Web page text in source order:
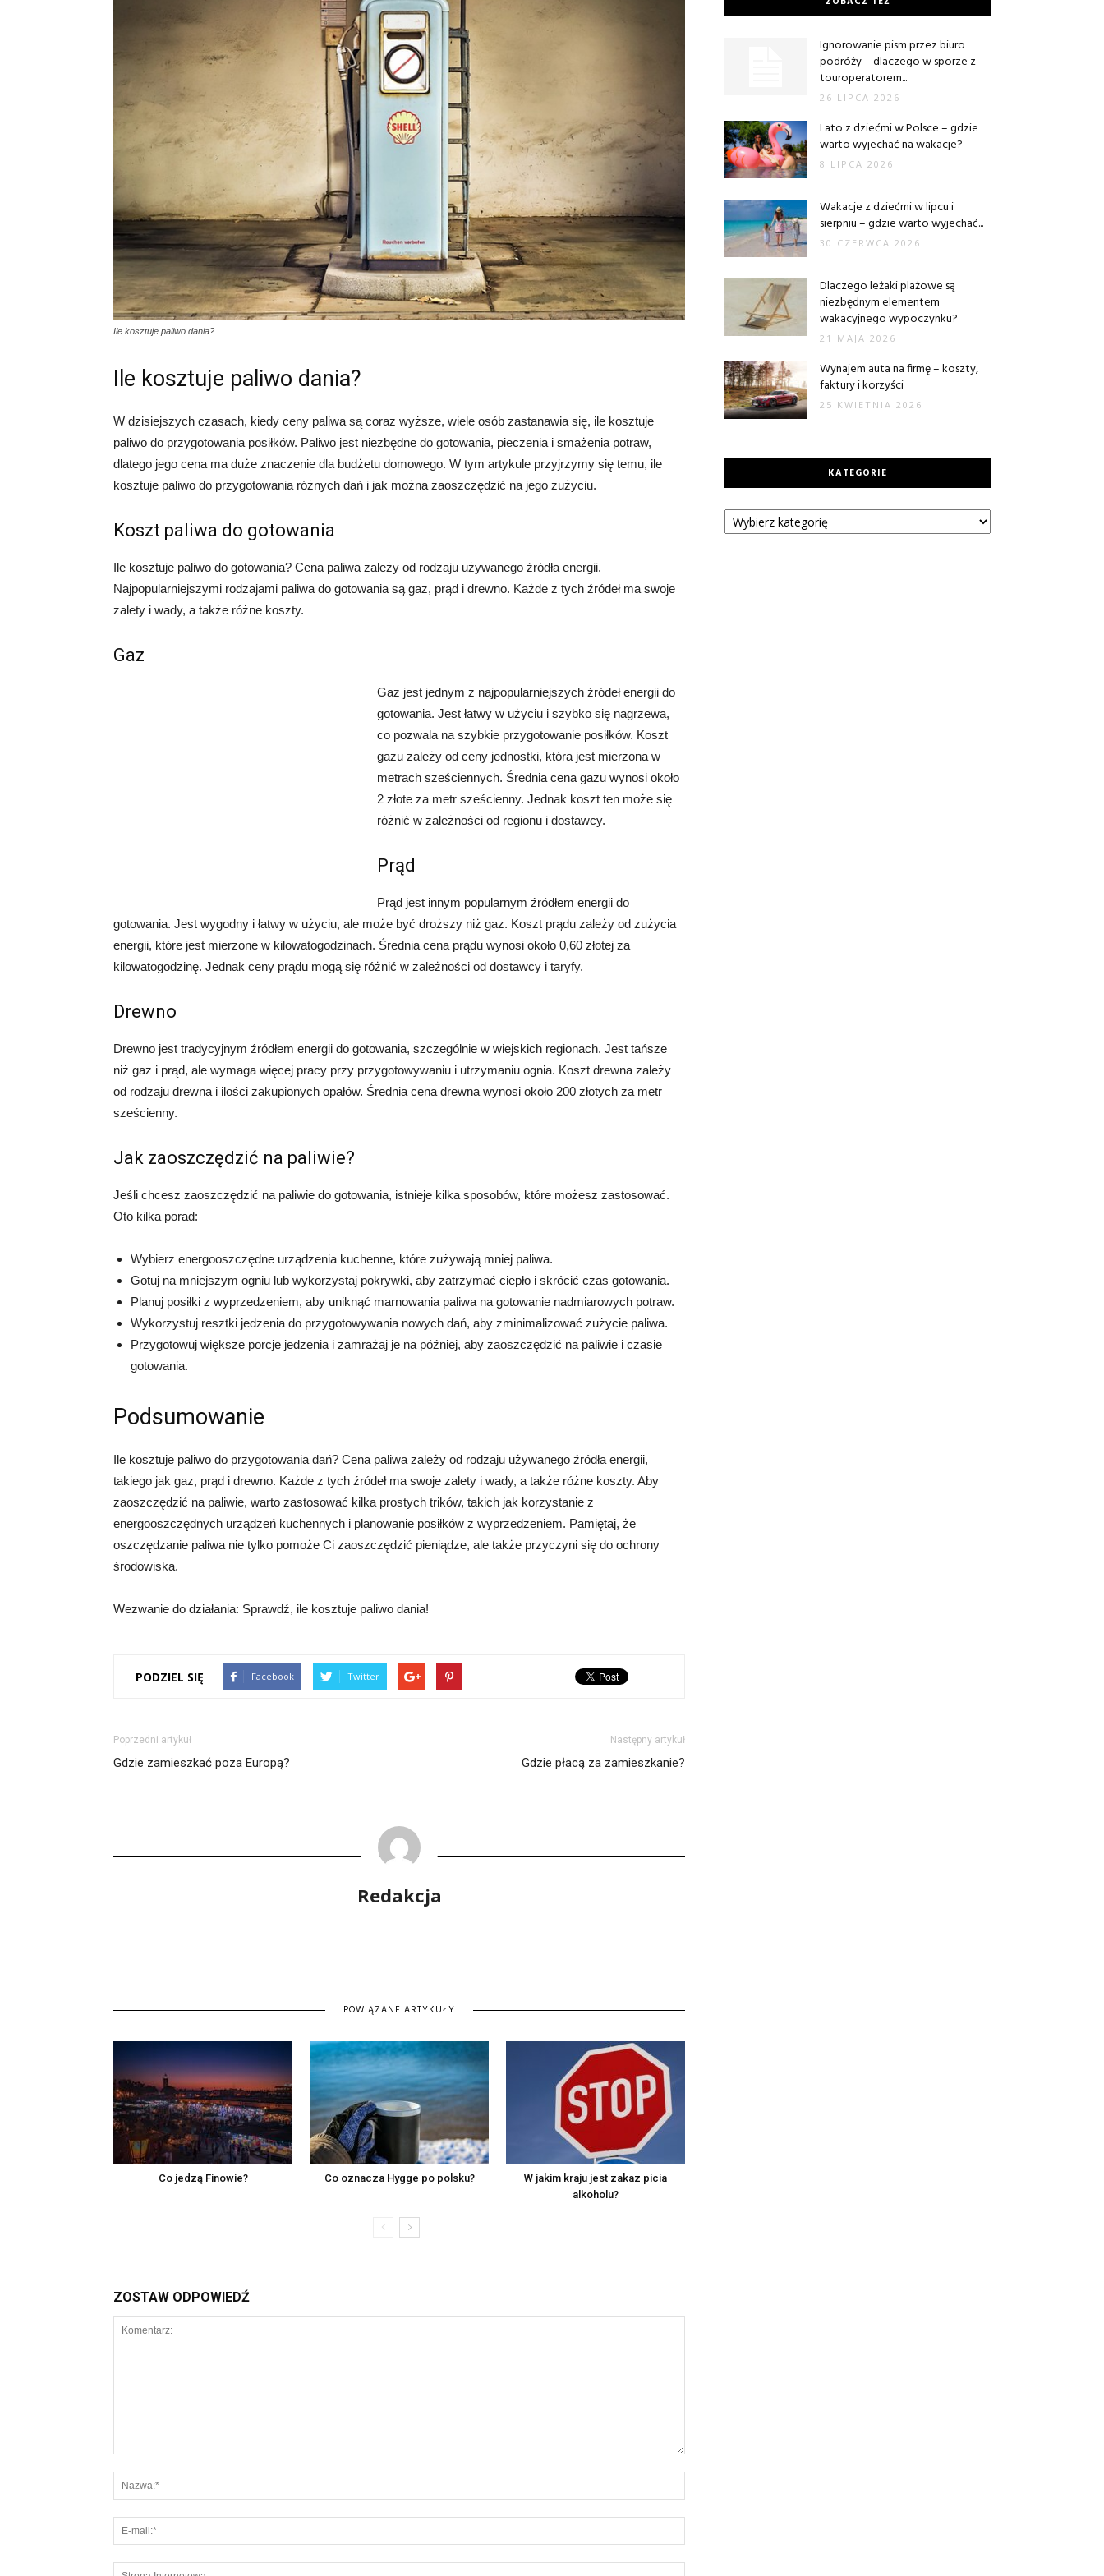
Ile kosztuje paliwo dania?
Ile kosztuje paliwo dania?
W dzisiejszych czasach, kiedy ceny paliwa są coraz wyższe, wiele osób zastanawia się, ile kosztuje
paliwo do przygotowania posiłków. Paliwo jest niezbędne do gotowania, pieczenia i smażenia potraw,
dlatego jego cena ma duże znaczenie dla budżetu domowego. W tym artykule przyjrzymy się temu, ile
kosztuje paliwo do przygotowania różnych dań i jak można zaoszczędzić na jego zużyciu.
Koszt paliwa do gotowania
Ile kosztuje paliwo do gotowania? Cena paliwa zależy od rodzaju używanego źródła energii.
Najpopularniejszymi rodzajami paliwa do gotowania są gaz, prąd i drewno. Każde z tych źródeł ma swoje
zalety i wady, a także różne koszty.
Gaz
Gaz jest jednym z najpopularniejszych źródeł energii do
gotowania. Jest łatwy w użyciu i szybko się nagrzewa,
co pozwala na szybkie przygotowanie posiłków. Koszt
gazu zależy od ceny jednostki, która jest mierzona w
metrach sześciennych. Średnia cena gazu wynosi około
2 złote za metr sześcienny. Jednak koszt ten może się
różnić w zależności od regionu i dostawcy.
Prąd
Prąd jest innym popularnym źródłem energii do
gotowania. Jest wygodny i łatwy w użyciu, ale może być droższy niż gaz. Koszt prądu zależy od zużycia
energii, które jest mierzone w kilowatogodzinach. Średnia cena prądu wynosi około 0,60 złotej za
kilowatogodzinę. Jednak ceny prądu mogą się różnić w zależności od dostawcy i taryfy.
Drewno
Drewno jest tradycyjnym źródłem energii do gotowania, szczególnie w wiejskich regionach. Jest tańsze
niż gaz i prąd, ale wymaga więcej pracy przy przygotowywaniu i utrzymaniu ognia. Koszt drewna zależy
od rodzaju drewna i ilości zakupionych opałów. Średnia cena drewna wynosi około 200 złotych za metr
sześcienny.
Jak zaoszczędzić na paliwie?
Jeśli chcesz zaoszczędzić na paliwie do gotowania, istnieje kilka sposobów, które możesz zastosować.
Oto kilka porad:
Wybierz energooszczędne urządzenia kuchenne, które zużywają mniej paliwa.
Gotuj na mniejszym ogniu lub wykorzystaj pokrywki, aby zatrzymać ciepło i skrócić czas gotowania.
Planuj posiłki z wyprzedzeniem, aby uniknąć marnowania paliwa na gotowanie nadmiarowych potraw.
Wykorzystuj resztki jedzenia do przygotowywania nowych dań, aby zminimalizować zużycie paliwa.
Przygotowuj większe porcje jedzenia i zamrażaj je na później, aby zaoszczędzić na paliwie i czasie
gotowania.
Podsumowanie
Ile kosztuje paliwo do przygotowania dań? Cena paliwa zależy od rodzaju używanego źródła energii,
takiego jak gaz, prąd i drewno. Każde z tych źródeł ma swoje zalety i wady, a także różne koszty. Aby
zaoszczędzić na paliwie, warto zastosować kilka prostych trików, takich jak korzystanie z
energooszczędnych urządzeń kuchennych i planowanie posiłków z wyprzedzeniem. Pamiętaj, że
oszczędzanie paliwa nie tylko pomoże Ci zaoszczędzić pieniądze, ale także przyczyni się do ochrony
środowiska.
Wezwanie do działania: Sprawdź, ile kosztuje paliwo dania!
PODZIEL SIĘ Facebook Twitter
Poprzedni artykuł
Gdzie zamieszkać poza Europą?
Następny artykuł
Gdzie płacą za zamieszkanie?
Redakcja
POWIĄZANE ARTYKUŁY
Co jedzą Finowie? Co oznacza Hygge po polsku?
W jakim kraju jest zakaz picia
alkoholu?
ZOSTAW ODPOWIEDŹ
Ignorowanie pism przez biuro
podróży – dlaczego w sporze z
touroperatorem...
26 LIPCA 2026
Lato z dziećmi w Polsce – gdzie
warto wyjechać na wakacje?
8 LIPCA 2026
Wakacje z dziećmi w lipcu i
sierpniu – gdzie warto wyjechać...
30 CZERWCA 2026
Dlaczego leżaki plażowe są
niezbędnym elementem
wakacyjnego wypoczynku?
21 MAJA 2026
Wynajem auta na firmę – koszty,
faktury i korzyści
25 KWIETNIA 2026
KATEGORIE
Kategorie